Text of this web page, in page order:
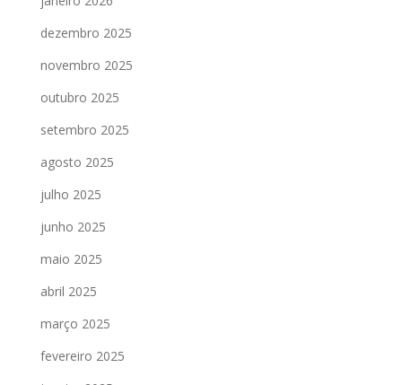
dezembro 2025
novembro 2025
outubro 2025
setembro 2025
agosto 2025
julho 2025
junho 2025
maio 2025
abril 2025
março 2025
fevereiro 2025